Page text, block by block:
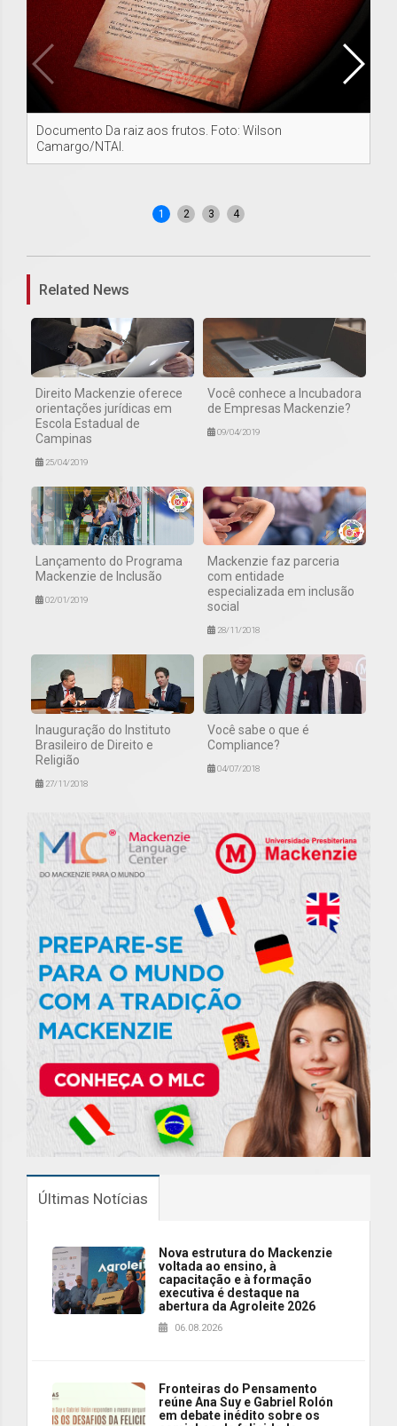
Documento Da raiz aos frutos. Foto: Wilson
Camargo/NTAI.
1 2 3 4
Related News
Direito Mackenzie oferece
orientações jurídicas em
Escola Estadual de
Campinas
25/04/2019
Você conhece a Incubadora
de Empresas Mackenzie?
09/04/2019
Lançamento do Programa
Mackenzie de Inclusão
02/01/2019
Mackenzie faz parceria
com entidade
especializada em inclusão
social
28/11/2018
Inauguração do Instituto
Brasileiro de Direito e
Religião
27/11/2018
Você sabe o que é
Compliance?
04/07/2018
Últimas Notícias
Nova estrutura do Mackenzie
voltada ao ensino, à
capacitação e à formação
executiva é destaque na
abertura da Agroleite 2026
06.08.2026
Fronteiras do Pensamento
reúne Ana Suy e Gabriel Rolón
em debate inédito sobre os